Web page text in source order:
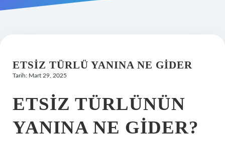
Hakkımızda
ETSIZ TÜRLÜ YANINA NE GIDER
Tarih: Mart 29, 2025
ETSIZ TÜRLÜNÜN
YANINA NE GIDER?